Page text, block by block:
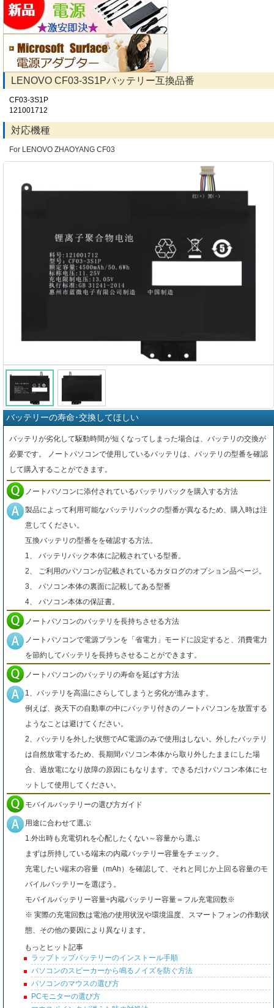
LENOVO CF03-3S1Pバッテリー互換品番
CF03-3S1P
121001712
対応機種
For LENOVO ZHAOYANG CF03
バッテリーの寿命･交換してほしい
バッテリが劣化して駆動時間が短くなってしまった場合は、バッテリの交換が
必要です。 ノートパソコンで使用しているバッテリは、バッテリの型番を確認
して購入することができます。
ノートパソコンに添付されているバッテリパックを購入する方法
製品によって利用可能なバッテリパックの型番が異なるため、購入時は注
意してください。
互換バッテリの型番をを確認する方法。
1、 バッテリパック本体に記載されている型番。
2、 ご利用のパソコンが記載されているカタログのオプション品ページ。
3、 パソコン本体の裏面に記載してある型番
4、 パソコン本体の保証書。
ノートパソコンのバッテリを長持ちさせる方法
ノートパソコンで電源プランを「省電力」モードに設定すると、消費電力
を節約してバッテリを長持ちさせることができます。
ノートパソコンのバッテリの寿命を延ばす方法
1、バッテリを高温にさらしてしまうと劣化が進みます。
例えば、炎天下の自動車の中にバッテリ付きのノートパソコンを放置する
ようなことは避けてください。
2、バッテリを外した状態でAC電源のみで使用はしない。外したバッテリ
は自然放電するため、長期間パソコン本体から取り外したままにした場
合、過放電になり故障の原因にもなります。できるだけパソコン本体にセ
ットして使用してください。
モバイルバッテリーの選び方ガイド
用途に合わせて選ぶ
1.外出時も充電切れを心配したくない～容量から選ぶ
まずは所持している端末の内蔵バッテリー容量をチェック。
充電したい端末の容量（mAh）を確認して、それと同じか上回る容量のモ
バイルバッテリーを選ぼう。
モバイルバッテリー容量÷内蔵バッテリー容量＝フル充電回数※
※ 実際の充電回数は電池の使用状況や環境温度、スマートフォンの作動状
態、その他の要因により異なります。
もっとヒット記事
ラップトップバッテリーのインストール手順
パソコンのスピーカーから鳴るノイズを防ぐ方法
パソコンのマウスの選び方
PCモニターの選び方